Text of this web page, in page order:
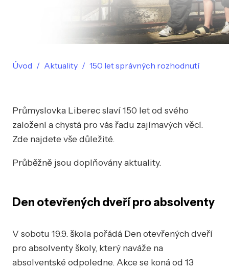
Úvod Aktuality 150 let správných rozhodnutí
Průmyslovka Liberec slaví 150 let od svého
založení a chystá pro vás řadu zajímavých věcí.
Zde najdete vše důležité.
Průběžně jsou doplňovány aktuality.
Den otevřených dveří pro absolventy
V sobotu 19.9. škola pořádá Den otevřených dveří
pro absolventy školy, který naváže na
absolventské odpoledne. Akce se koná od 13